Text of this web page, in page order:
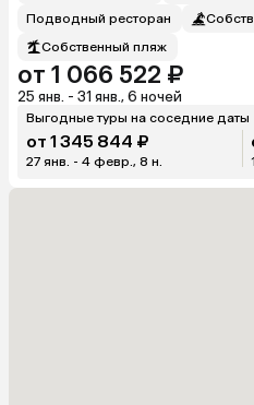
Подводный ресторан
Собственный пляж
от 1 066 522 ₽
25 янв. - 31 янв., 6 ночей
Выгодные туры на соседние даты
от 1 345 844 ₽
27 янв. - 4 февр., 8 н.